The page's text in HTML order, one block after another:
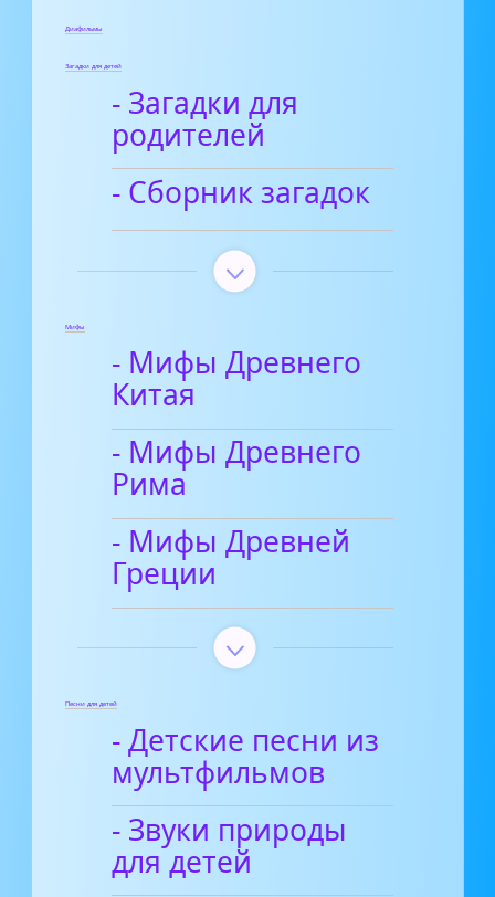
Диафильмы
Загадки для детей
- Загадки для
родителей
- Сборник загадок
Мифы
- Мифы Древнего
Китая
- Мифы Древнего
Рима
- Мифы Древней
Греции
Песни для детей
- Детские песни из
мультфильмов
- Звуки природы
для детей